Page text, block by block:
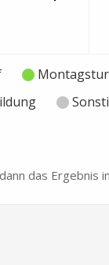
das Ergebnis